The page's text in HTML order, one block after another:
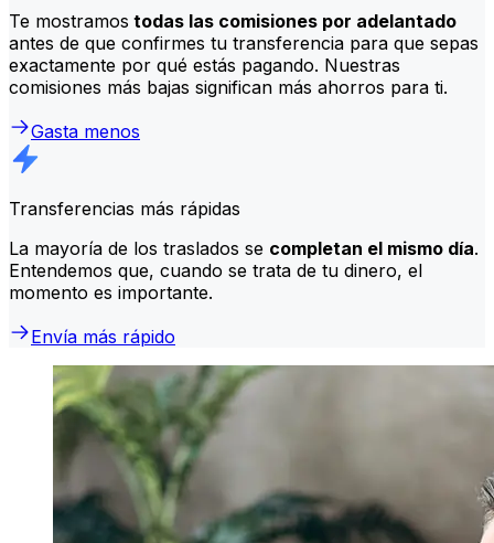
Te mostramos todas las comisiones por adelantado
antes de que confirmes tu transferencia para que sepas
exactamente por qué estás pagando. Nuestras
comisiones más bajas significan más ahorros para ti.
Gasta menos
Transferencias más rápidas
La mayoría de los traslados se completan el mismo día.
Entendemos que, cuando se trata de tu dinero, el
momento es importante.
Envía más rápido